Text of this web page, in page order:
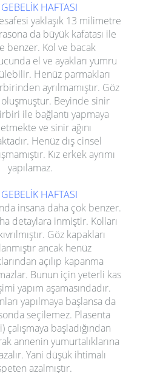
HAFTASI
yaklaşık 13 milimetre
da büyük kafatası ile
benzer. Kol ve bacak
ucunda el ve ayakları yumru
Henüz parmakları
ayrılmamıştır. Göz
oluşmuştur. Beyinde sinir
ile bağlantı yapmaya
ve sinir ağını
Henüz dış cinsel
Kız erkek ayrımı
yapılamaz.
HAFTASI
insana daha çok benzer.
detaylara inmiştir. Kolları
Göz kapakları
ancak henüz
açılıp kapanma
Bunun için yeterli kas
yapım aşamasındadır.
yapılmaya başlansa da
seçilemez. Plasenta
çalışmaya başladığından
annenin yumurtalıklarına
Yani düşük ihtimalı
azalmıştır.